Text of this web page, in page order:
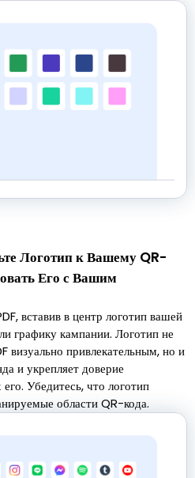
Логотип к Вашему QR-
Его с Вашим
вставив в центр логотип вашей
графику кампании. Логотип не
визуально привлекательным, но и
и укрепляет доверие
Убедитесь, что логотип
области QR-кода.